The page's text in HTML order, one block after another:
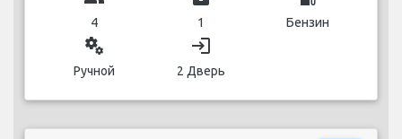
4 1 Бензин
miscellaneous_services
Ручной
login
2 Дверь